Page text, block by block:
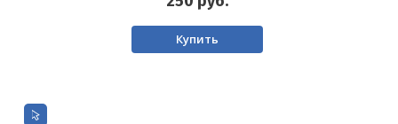
Купить